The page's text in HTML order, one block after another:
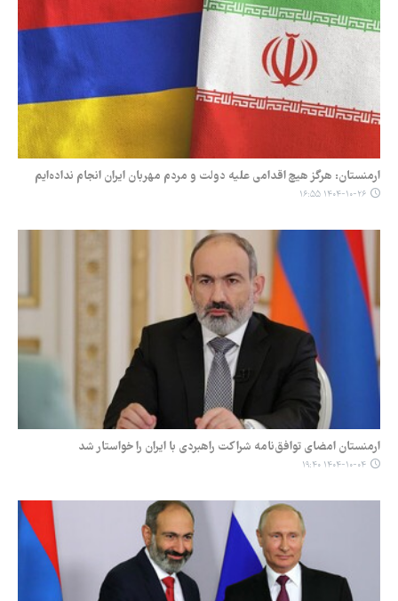
ارمنستان: هرگز هیچ اقدامی علیه دولت و مردم مهربان ایران انجام نداده‌ایم
۱۴۰۴-۱۰-۲۶ ۱۶:۵۵
ارمنستان امضای توافق‌نامه شراکت راهبردی با ایران را خواستار شد
۱۴۰۴-۱۰-۰۴ ۱۹:۴۰